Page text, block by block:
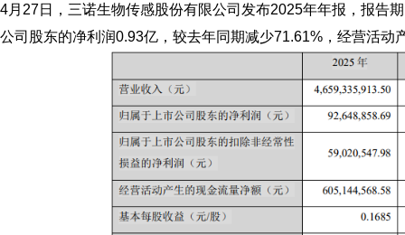
4月27日，三诺生物传感股份有限公司发布2025年年报，报告
公司股东的净利润0.93亿，较去年同期减少71.61%，经营活